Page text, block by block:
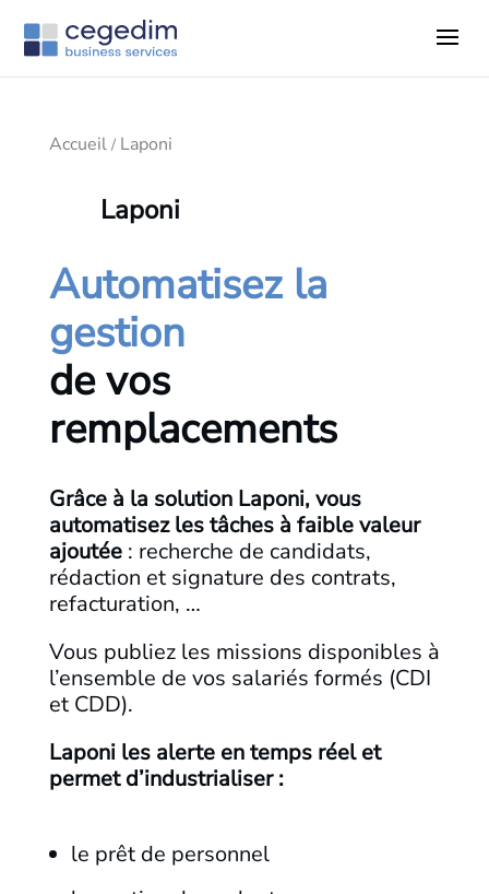
Accueil/ Laponi
Laponi
Automatisez la
gestion
de vos
remplacements
Grâce à la solution Laponi, vous
automatisez les tâches à faible valeur
ajoutée: recherche de candidats,
rédaction et signature des contrats,
refacturation, …
Vous publiez les missions disponibles à
l’ensemble de vos salariés formés (CDI
et CDD).
Laponi les alerte en temps réel et
permet d’industrialiser :
le prêt de personnel